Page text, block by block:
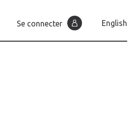
Se connecter English